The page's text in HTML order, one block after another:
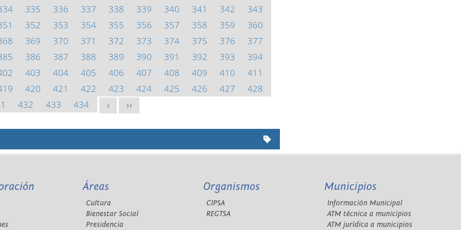
335 336 337 338 339 340 341 342
343
352 353 354 355 356 357 358 359
360
369 370 371 372 373 374 375 376
377
386 387 388 389 390 391 392 393
394
403 404 405 406 407 408 409 410
411
420 421 422 423 424 425 426 427
428
432 433 434 > >>
Áreas
Cultura
Bienestar Social
Presidencia
Organismos
CIPSA
REGTSA
Municipios
Información Municipal
ATM técnica a municipios
ATM jurídica a municipios